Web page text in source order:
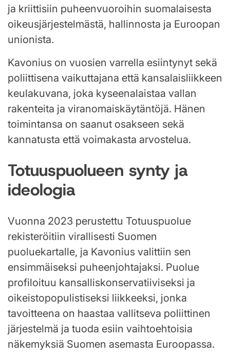
ja kriittisiin puheenvuoroihin suomalaisesta
oikeusjärjestelmästä, hallinnosta ja Euroopan
unionista.
Kavonius on vuosien varrella esiintynyt sekä
poliittisena vaikuttajana että kansalaisliikkeen
keulakuvana, joka kyseenalaistaa vallan
rakenteita ja viranomaiskäytäntöjä. Hänen
toimintansa on saanut osakseen sekä
kannatusta että voimakasta arvostelua.
Totuuspuolueen synty ja
ideologia
Vuonna 2023 perustettu Totuuspuolue
rekisteröitiin virallisesti Suomen
puoluekartalle, ja Kavonius valittiin sen
ensimmäiseksi puheenjohtajaksi. Puolue
profiloituu kansalliskonservatiiviseksi ja
oikeistopopulistiseksi liikkeeksi, jonka
tavoitteena on haastaa vallitseva poliittinen
järjestelmä ja tuoda esiin vaihtoehtoisia
näkemyksiä Suomen asemasta Euroopassa.